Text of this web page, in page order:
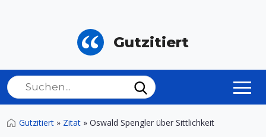
Gutzitiert
Gutzitiert » Zitat » Oswald Spengler über Sittlichkeit